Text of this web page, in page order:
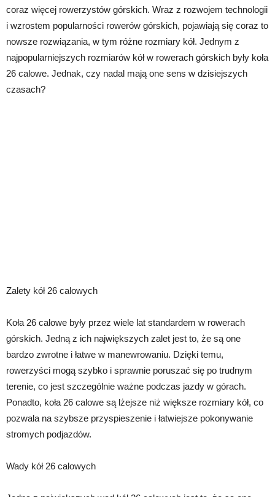
coraz więcej rowerzystów górskich. Wraz z rozwojem technologii
i wzrostem popularności rowerów górskich, pojawiają się coraz to
nowsze rozwiązania, w tym różne rozmiary kół. Jednym z
najpopularniejszych rozmiarów kół w rowerach górskich były koła
26 calowe. Jednak, czy nadal mają one sens w dzisiejszych
czasach?
Zalety kół 26 calowych
Koła 26 calowe były przez wiele lat standardem w rowerach
górskich. Jedną z ich największych zalet jest to, że są one
bardzo zwrotne i łatwe w manewrowaniu. Dzięki temu,
rowerzyści mogą szybko i sprawnie poruszać się po trudnym
terenie, co jest szczególnie ważne podczas jazdy w górach.
Ponadto, koła 26 calowe są lżejsze niż większe rozmiary kół, co
pozwala na szybsze przyspieszenie i łatwiejsze pokonywanie
stromych podjazdów.
Wady kół 26 calowych